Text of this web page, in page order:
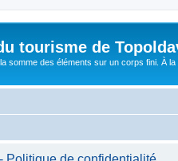
tourisme de
somme des éléments sur un corps fini. À